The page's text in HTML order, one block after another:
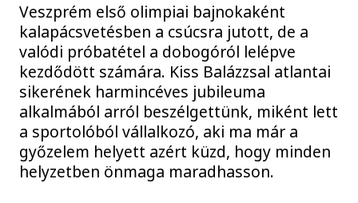
Veszprém első olimpiai bajnokaként
kalapácsvetésben a csúcsra jutott, de a
valódi próbatétel a dobogóról lelépve
kezdődött számára. Kiss Balázzsal atlantai
sikerének harmincéves jubileuma
alkalmából arról beszélgettünk, miként lett
a sportolóból vállalkozó, aki ma már a
győzelem helyett azért küzd, hogy minden
helyzetben önmaga maradhasson.